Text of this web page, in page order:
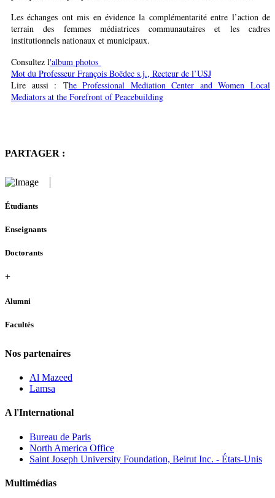
Les échanges ont mis en évidence la complémentarité entre l’action de
terrain des femmes médiatrices communautaires et les cadres
institutionnels nationaux et municipaux.
Consultez l'album photos
Mot du Professeur François Boëdec s.j., Recteur de l’USJ
Lire aussi : The Professional Mediation Center and Women Local
Mediators at the Forefront of Peacebuilding
PARTAGER :
Étudiants
Enseignants
Doctorants
+
Alumni
Facultés
Nos partenaires
Al Mazeed
Lamsa
A l'International
Bureau de Paris
North America Office
Saint Joseph University Foundation, Beirut Inc. - États-Unis
Multimédias